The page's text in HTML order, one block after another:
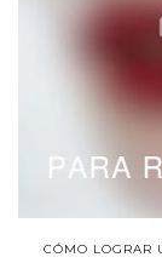
CÓMO LOGRAR